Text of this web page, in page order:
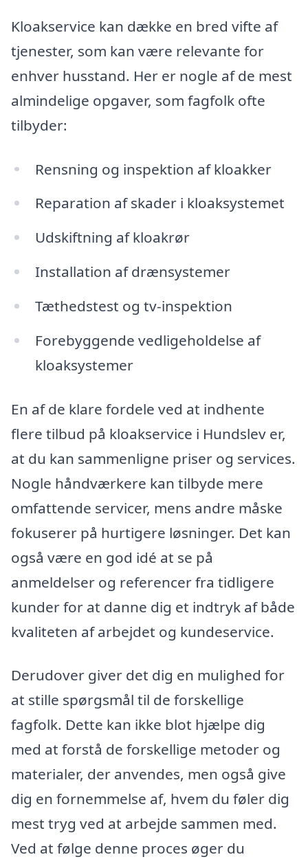
Kloakservice kan dække en bred vifte af
tjenester, som kan være relevante for
enhver husstand. Her er nogle af de mest
almindelige opgaver, som fagfolk ofte
tilbyder:
Rensning og inspektion af kloakker
Reparation af skader i kloaksystemet
Udskiftning af kloakrør
Installation af drænsystemer
Tæthedstest og tv-inspektion
Forebyggende vedligeholdelse af
kloaksystemer
En af de klare fordele ved at indhente
flere tilbud på kloakservice i Hundslev er,
at du kan sammenligne priser og services.
Nogle håndværkere kan tilbyde mere
omfattende servicer, mens andre måske
fokuserer på hurtigere løsninger. Det kan
også være en god idé at se på
anmeldelser og referencer fra tidligere
kunder for at danne dig et indtryk af både
kvaliteten af arbejdet og kundeservice.
Derudover giver det dig en mulighed for
at stille spørgsmål til de forskellige
fagfolk. Dette kan ikke blot hjælpe dig
med at forstå de forskellige metoder og
materialer, der anvendes, men også give
dig en fornemmelse af, hvem du føler dig
mest tryg ved at arbejde sammen med.
Ved at følge denne proces øger du